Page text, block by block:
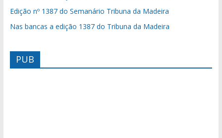
Edição nº 1387 do Semanário Tribuna da Madeira
Nas bancas a edição 1387 do Tribuna da Madeira
PUB